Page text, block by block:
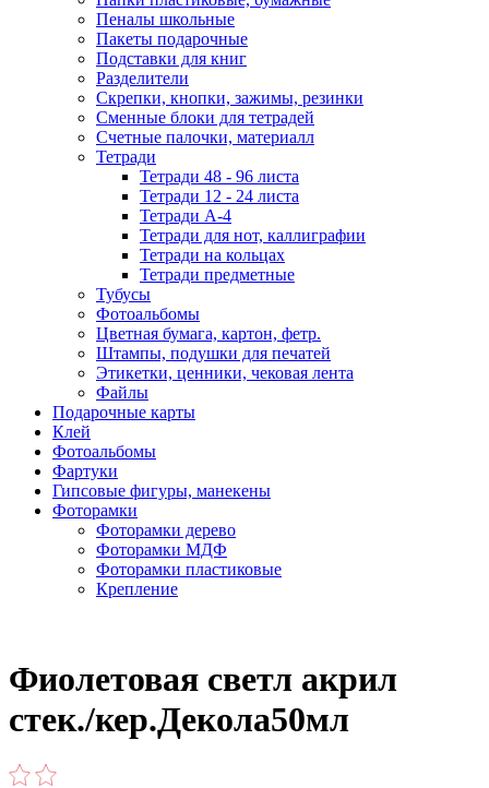
Пеналы школьные
Пакеты подарочные
Подставки для книг
Разделители
Скрепки, кнопки, зажимы, резинки
Сменные блоки для тетрадей
Счетные палочки, материалл
Тетради
Тетради 48 - 96 листа
Тетради 12 - 24 листа
Тетради А-4
Тетради для нот, каллиграфии
Тетради на кольцах
Тетради предметные
Тубусы
Фотоальбомы
Цветная бумага, картон, фетр.
Штампы, подушки для печатей
Этикетки, ценники, чековая лента
Файлы
Подарочные карты
Клей
Фотоальбомы
Фартуки
Гипсовые фигуры, манекены
Фоторамки
Фоторамки дерево
Фоторамки МДФ
Фоторамки пластиковые
Крепление
Фиолетовая светл акрил
стек./кер.Декола50мл